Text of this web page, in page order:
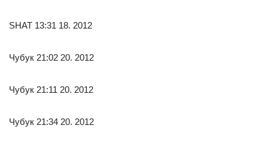
SHAT 13:31 18. 2012
Чубук 21:02 20. 2012
Чубук 21:11 20. 2012
Чубук 21:34 20. 2012